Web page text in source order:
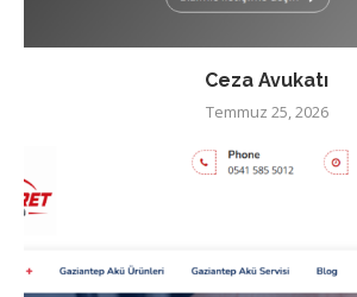
Ceza Avukatı
Temmuz 25, 2026